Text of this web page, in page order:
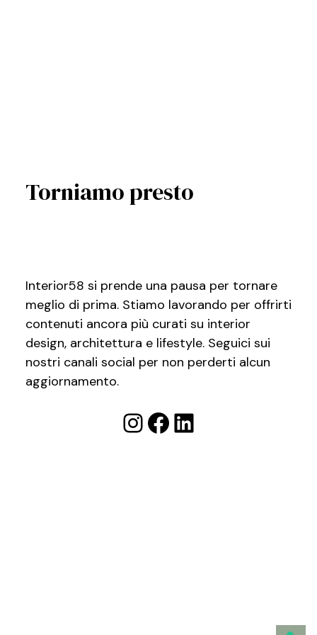
Torniamo presto
Interior58 si prende una pausa per tornare
meglio di prima. Stiamo lavorando per offrirti
contenuti ancora più curati su interior
design, architettura e lifestyle. Seguici sui
nostri canali social per non perderti alcun
aggiornamento.
Instagram
Facebook
LinkedIn